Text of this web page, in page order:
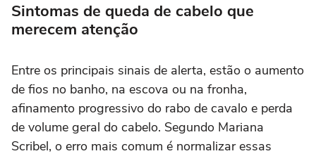
Sintomas de queda de cabelo que
merecem atenção
Entre os principais sinais de alerta, estão o aumento
de fios no banho, na escova ou na fronha,
afinamento progressivo do rabo de cavalo e perda
de volume geral do cabelo. Segundo Mariana
Scribel, o erro mais comum é normalizar essas